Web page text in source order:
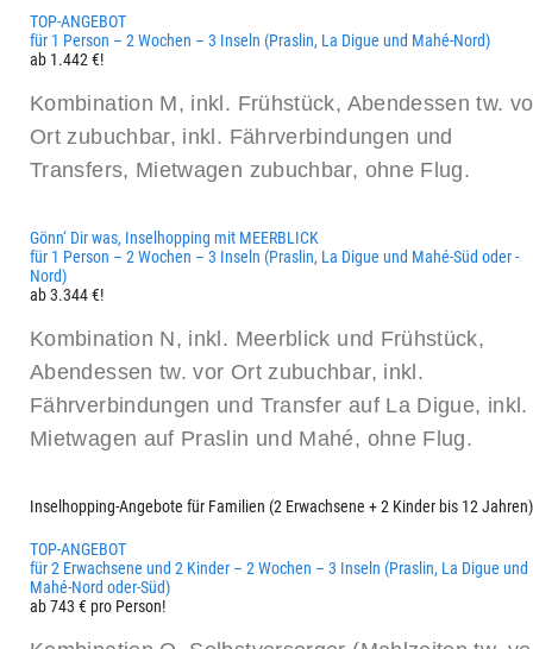
TOP-ANGEBOT
für 1 Person – 2 Wochen – 3 Inseln (Praslin, La Digue und Mahé-Nord)
ab 1.442 €!
Kombination M, inkl. Frühstück, Abendessen tw.
Ort zubuchbar, inkl. Fährverbindungen und
Transfers, Mietwagen zubuchbar, ohne Flug.
Gönn‘ Dir was, Inselhopping mit MEERBLICK
für 1 Person – 2 Wochen – 3 Inseln (Praslin, La Digue und Mahé-Süd oder -
Nord)
ab 3.344 €!
Kombination N, inkl. Meerblick und Frühstück,
Abendessen tw. vor Ort zubuchbar, inkl.
Fährverbindungen und Transfer auf La Digue, inkl.
Mietwagen auf Praslin und Mahé, ohne Flug.
Inselhopping-Angebote für Familien (2 Erwachsene + 2 Kinder bis 12
TOP-ANGEBOT
für 2 Erwachsene und 2 Kinder – 2 Wochen – 3 Inseln (Praslin, La Digue und
Mahé-Nord oder-Süd)
ab 743 € pro Person!